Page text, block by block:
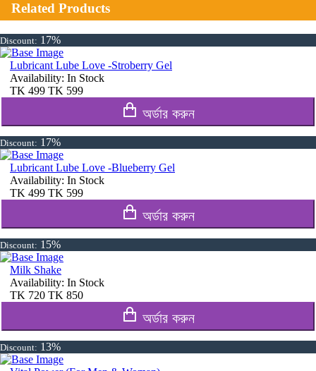
Related Products
Discount: 17%
Lubricant Lube Love -Stroberry Gel
Availability: In Stock
TK 499 TK 599
অর্ডার করুন
Discount: 17%
Lubricant Lube Love -Blueberry Gel
Availability: In Stock
TK 499 TK 599
অর্ডার করুন
Discount: 15%
Milk Shake
Availability: In Stock
TK 720 TK 850
অর্ডার করুন
Discount: 13%